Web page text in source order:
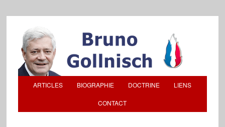
ARTICLES BIOGRAPHIE DOCTRINE LIENS
CONTACT